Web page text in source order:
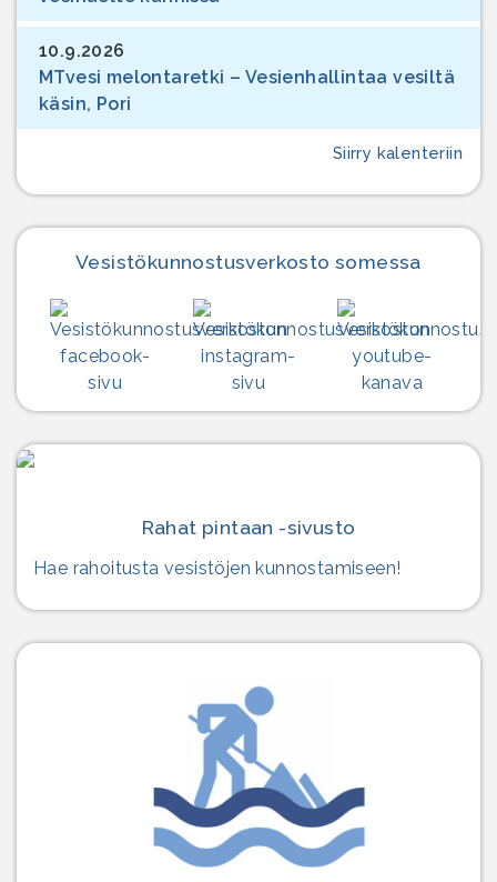
10.9.2026
MTvesi melontaretki – Vesienhallintaa vesiltä
käsin, Pori
Siirry kalenteriin
Vesistökunnostus­verkosto somessa
Rahat pintaan -sivusto
Hae rahoitusta vesistöjen kunnostamiseen!